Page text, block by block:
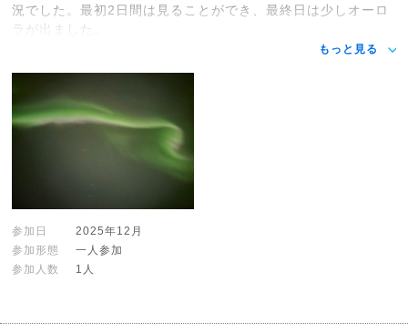
況でした。最初2日間は見ることができ、最終日は少しオーロ
ラが出ました。
もっと見る
参加日
2025年12月
参加形態
一人参加
参加人数
1人